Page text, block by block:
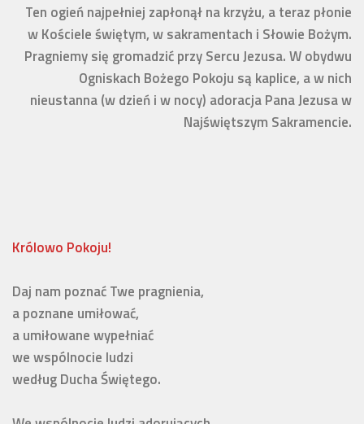
Ten ogień najpełniej zapłonął na krzyżu, a teraz płonie
w Kościele świętym, w sakramentach i Słowie Bożym.
Pragniemy się gromadzić przy Sercu Jezusa. W obydwu
Ogniskach Bożego Pokoju są kaplice, a w nich
nieustanna (w dzień i w nocy) adoracja Pana Jezusa w
Najświętszym Sakramencie.
Królowo Pokoju!
Daj nam poznać Twe pragnienia,
a poznane umiłować,
a umiłowane wypełniać
we wspólnocie ludzi
według Ducha Świętego.